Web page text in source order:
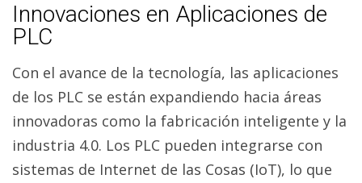
Innovaciones en Aplicaciones de
PLC
Con el avance de la tecnología, las aplicaciones
de los PLC se están expandiendo hacia áreas
innovadoras como la fabricación inteligente y la
industria 4.0. Los PLC pueden integrarse con
sistemas de Internet de las Cosas (IoT), lo que